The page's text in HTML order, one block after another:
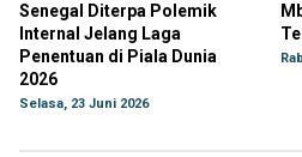
Senegal Diterpa Polemik
Internal Jelang Laga
Penentuan di Piala Dunia
2026
Selasa, 23 Juni 2026